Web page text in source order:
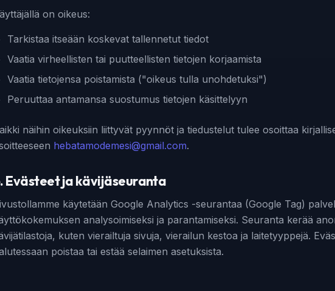
on oikeus:
Tarkistaa itseään koskevat tallennetut tiedot
Vaatia virheellisten tai puutteellisten tietojen korjaamista
Vaatia tietojensa poistamista ("oikeus tulla unohdetuksi")
Peruuttaa antamansa suostumus tietojen käsittelyyn
näihin oikeuksiin liittyvät pyynnöt ja tiedustelut tulee osoittaa
hebatamodemesi@gmail.com.
Evästeet ja kävijäseuranta
käytetään Google Analytics -seurantaa (Google Tag)
analysoimiseksi ja parantamiseksi. Seuranta kerää
kuten vierailtuja sivuja, vierailun kestoa ja laitetyyppejä.
poistaa tai estää selaimen asetuksista.